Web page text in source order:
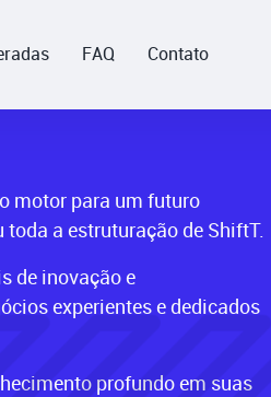
FAQ Contato
motor para um futuro
a estruturação de ShiftT.
de inovação e
experientes e dedicados
profundo em suas